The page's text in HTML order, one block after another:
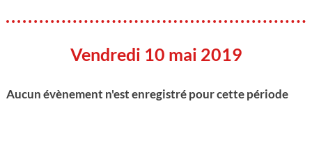
Vendredi 10 mai 2019
Aucun évènement n'est enregistré pour cette période